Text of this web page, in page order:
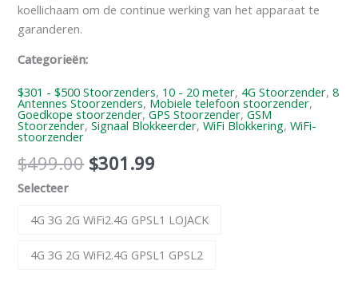
koellichaam om de continue werking van het apparaat te
garanderen.
Categorieën:
$301 - $500 Stoorzenders, 10 - 20 meter, 4G Stoorzender,8
Antennes Stoorzenders, Mobiele telefoon stoorzender,
Goedkope stoorzender,GPS Stoorzender,GSM
Stoorzender,Signaal Blokkeerder,WiFi Blokkering,WiFi-
stoorzender
$499.00 $301.99
Selecteer
4G 3G 2G WiFi2.4G GPSL1 LOJACK
4G 3G 2G WiFi2.4G GPSL1 GPSL2